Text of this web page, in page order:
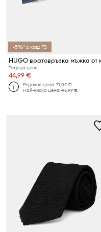
-5%* с код: FS
Текуща цена:
44,99 €
Редовна цена:71,02 €
Най-ниска цена:48,99 €